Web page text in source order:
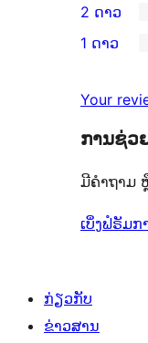
ດາວ
ຈຳນວນ
ລາຍການ
4
ດາວ
0
ລາຍການ
ວິຈານ
3
ຈຳນວນ
0
ວິຈານ
ດາວ
ຈຳນວນ
ລາຍການ
2 ດາວ
1
ດາວ
0
ລາຍການ
1 ດາວ
Your
ການຊ່ວ
ມີຄຳຖາມ
ເບິ່ງຟໍຣັມ
ກ່ຽວກັບ
ຂ່າວສານ